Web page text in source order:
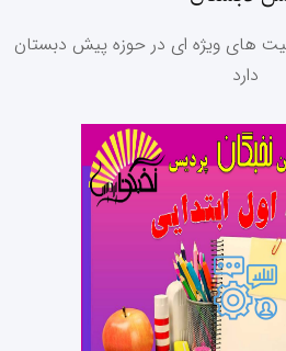
های ویژه ای در حوزه پیش دبستان
دارد